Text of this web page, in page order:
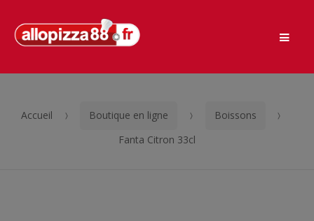
Passer
Aller
Accueil Boutique en ligne
Boissons
Fanta Citron 33cl